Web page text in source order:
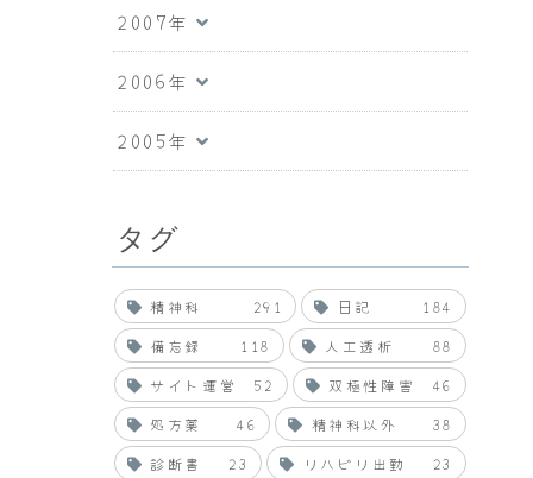
2007年
2006年
2005年
タグ
精神科 291 日記
184
備忘録
118 人工透析
88
サイト運営
52 双極性障害
46
処方薬
46 精神科以外
38
診断書
23 リハビリ出勤 23